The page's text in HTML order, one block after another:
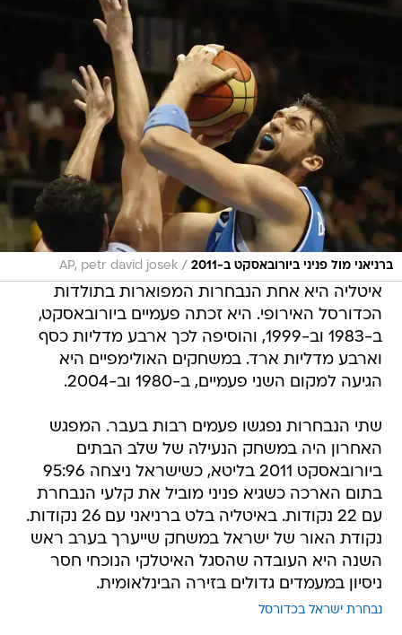
ברניאני מול פניני ביורובאסקט ב-2011 /
AP, petr david josek
איטליה היא אחת הנבחרות המפוארות בתולדות
הכדורסל האירופי. היא זכתה פעמיים ביורובאסקט,
ב-1983 וב-1999, והוסיפה לכך ארבע מדליות כסף
וארבע מדליות ארד. במשחקים האולימפיים היא
הגיעה למקום השני פעמיים, ב-1980 וב-2004.
שתי הנבחרות נפגשו פעמים רבות בעבר. המפגש
האחרון היה במשחק הנעילה של שלב הבתים
ביורובאסקט 2011 בליטא, כשישראל ניצחה 95:96
בתום הארכה כשגיא פניני מוביל את קלעי הנבחרת
עם 22 נקודות. באיטליה בלט ברניאני עם 26 נקודות.
נקודת האור של ישראל במשחק שייערך בערב ראש
השנה היא העובדה שהסגל האיטלקי הנוכחי חסר
ניסיון במעמדים גדולים בזירה הבינלאומית.
נבחרת ישראל בכדורסל